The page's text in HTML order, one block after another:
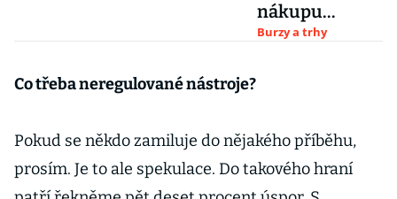
nákupu
firemních
fígle
Burzy a trhy
Co třeba neregulované nástroje?
Pokud se někdo zamiluje do nějakého příběhu,
prosím. Je to ale spekulace. Do takového hraní